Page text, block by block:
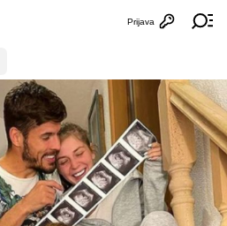
Otvori
Prijava